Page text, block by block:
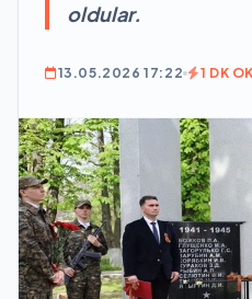
oldular.
13.05.2026 17:22 1 DK